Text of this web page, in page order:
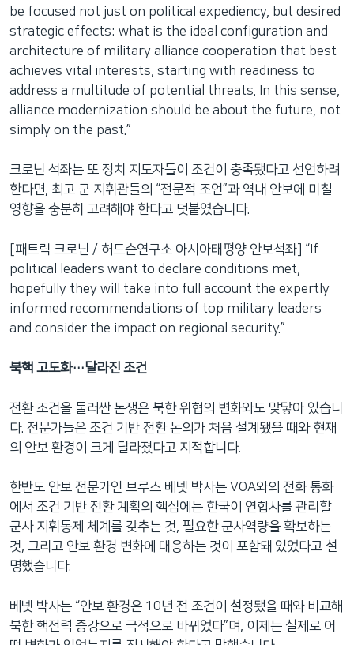
be focused not just on political expediency, but desired
strategic effects: what is the ideal configuration and
architecture of military alliance cooperation that best
achieves vital interests, starting with readiness to
address a multitude of potential threats. In this sense,
alliance modernization should be about the future, not
simply on the past.”
크로닌 석좌는 또 정치 지도자들이 조건이 충족됐다고 선언하려
한다면, 최고 군 지휘관들의 “전문적 조언”과 역내 안보에 미칠
영향을 충분히 고려해야 한다고 덧붙였습니다.
[패트릭 크로닌 / 허드슨연구소 아시아태평양 안보석좌] “If
political leaders want to declare conditions met,
hopefully they will take into full account the expertly
informed recommendations of top military leaders
and consider the impact on regional security.”
북핵 고도화…달라진 조건
전환 조건을 둘러싼 논쟁은 북한 위협의 변화와도 맞닿아 있습니
다. 전문가들은 조건 기반 전환 논의가 처음 설계됐을 때와 현재
의 안보 환경이 크게 달라졌다고 지적합니다.
한반도 안보 전문가인 브루스 베넷 박사는 VOA와의 전화 통화
에서 조건 기반 전환 계획의 핵심에는 한국이 연합사를 관리할
군사 지휘통제 체계를 갖추는 것, 필요한 군사역량을 확보하는
것, 그리고 안보 환경 변화에 대응하는 것이 포함돼 있었다고 설
명했습니다.
베넷 박사는 “안보 환경은 10년 전 조건이 설정됐을 때와 비교해
북한 핵전력 증강으로 극적으로 바뀌었다”며, 이제는 실제로 어